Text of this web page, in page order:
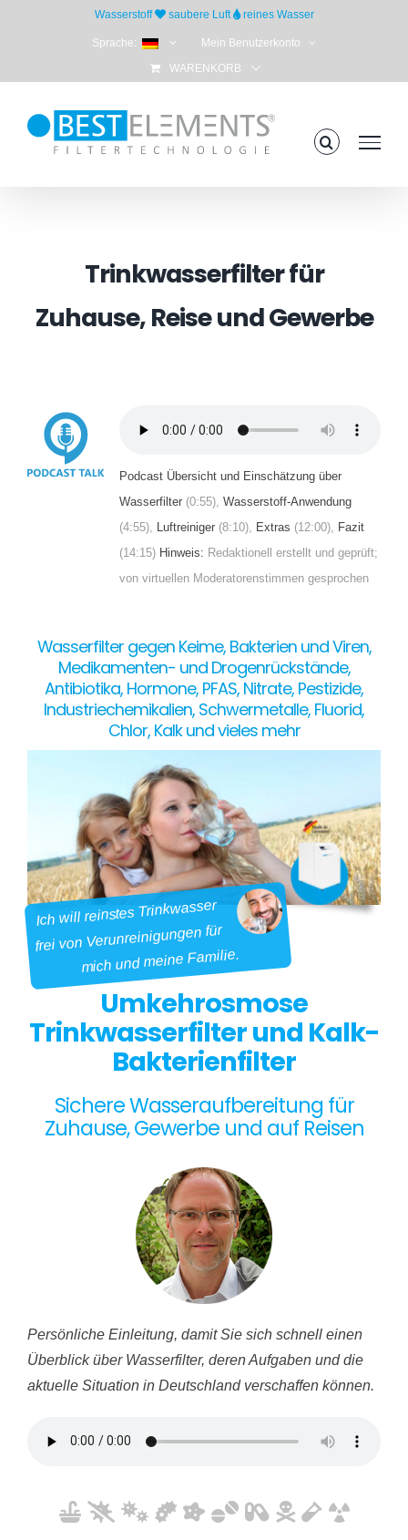
Wasserstoff saubere Luft reines Wasser
Sprache: Mein Benutzerkonto
WARENKORB
Trinkwasserfilter für
Zuhause, Reise und Gewerbe
Podcast Übersicht und Einschätzung über
Wasserfilter (0:55), Wasserstoff-Anwendung
(4:55), Luftreiniger (8:10), Extras (12:00), Fazit
(14:15) Hinweis: Redaktionell erstellt und geprüft;
von virtuellen Moderatorenstimmen gesprochen
Wasserfilter gegen Keime, Bakterien und Viren,
Medikamenten- und Drogenrückstände,
Antibiotika, Hormone, PFAS, Nitrate, Pestizide,
Industriechemikalien, Schwermetalle, Fluorid,
Chlor, Kalk und vieles mehr
Ich will reinstes Trinkwasser
frei von Verunreinigungen für
mich und meine Familie.
Umkehrosmose
Trinkwasserfilter und Kalk-
Bakterienfilter
Sichere Wasseraufbereitung für
Zuhause, Gewerbe und auf Reisen
Persönliche Einleitung, damit Sie sich schnell einen
Überblick über Wasserfilter, deren Aufgaben und die
aktuelle Situation in Deutschland verschaffen können.